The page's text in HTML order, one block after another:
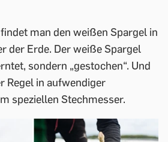
man den weißen Spargel in
der Erde. Der weiße Spargel
sondern „gestochen“. Und
Regel in aufwendiger
speziellen Stechmesser.